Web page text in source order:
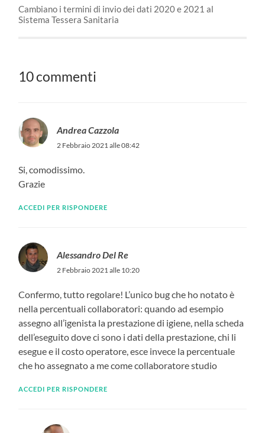
Cambiano i termini di invio dei dati 2020 e 2021 al
Sistema Tessera Sanitaria
10 commenti
Andrea Cazzola
2 Febbraio 2021 alle 08:42
Si, comodissimo.
Grazie
ACCEDI PER RISPONDERE
Alessandro Del Re
2 Febbraio 2021 alle 10:20
Confermo, tutto regolare! L’unico bug che ho notato è
nella percentuali collaboratori: quando ad esempio
assegno all’igenista la prestazione di igiene, nella scheda
dell’eseguito dove ci sono i dati della prestazione, chi li
esegue e il costo operatore, esce invece la percentuale
che ho assegnato a me come collaboratore studio
ACCEDI PER RISPONDERE